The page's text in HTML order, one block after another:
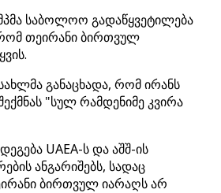
საბოლოო გადაწყვეტილება
თეირანი ბირთვულ
განაცხადა, რომ ირანს
"სულ რამდენიმე კვირა
UAEA-ს და აშშ-ის
ანგარიშებს, სადაც
ბირთვულ იარაღს არ